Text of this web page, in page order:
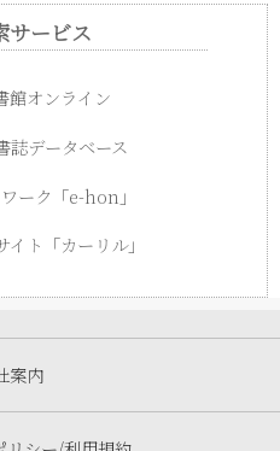
サービス
館オンライン
データベース
ーク「e-hon」
ト「カーリル」
案内